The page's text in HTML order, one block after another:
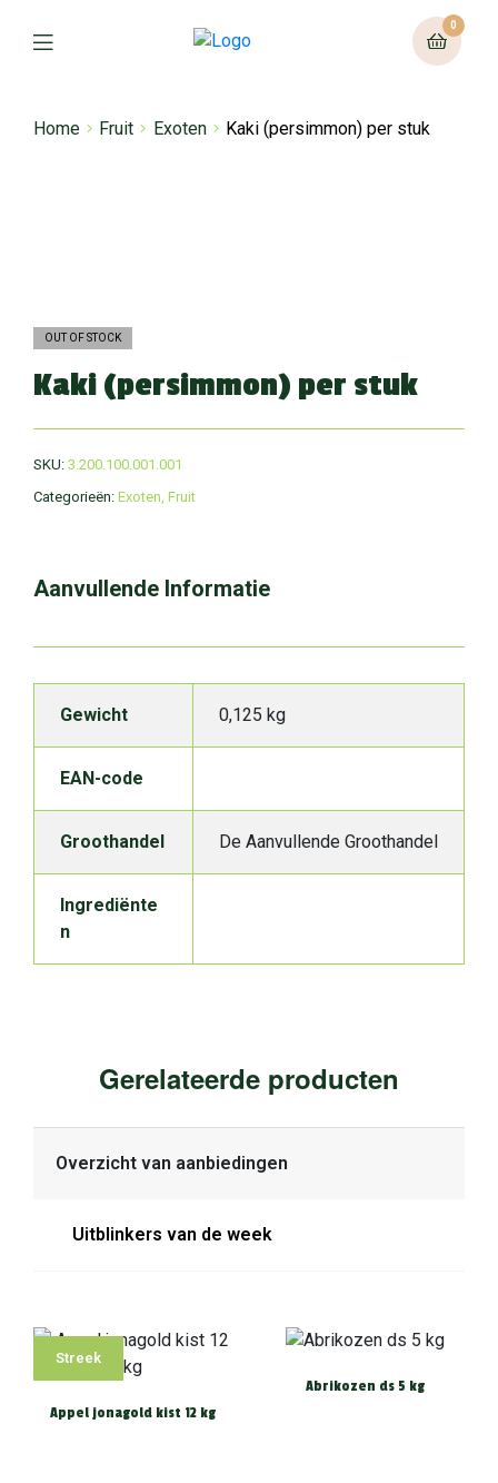
0
Home Fruit Exoten Kaki (persimmon) per stuk
OUT OF STOCK
Kaki (persimmon) per stuk
SKU: 3.200.100.001.001
Categorieën: Exoten Fruit
Aanvullende Informatie
Gewicht 0,125 kg
EAN-code
Groothandel De Aanvullende Groothandel
Ingrediënte
n
Gerelateerde producten
Overzicht van aanbiedingen
Uitblinkers van de week
Streek
Appel jonagold kist 12 kg
Abrikozen ds 5 kg